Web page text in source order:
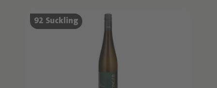
92 Suckling